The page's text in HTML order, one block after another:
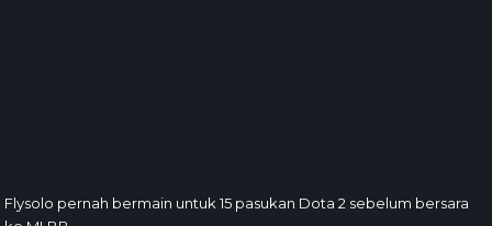
Flysolo pernah bermain untuk 15 pasukan Dota 2 sebelum bersara